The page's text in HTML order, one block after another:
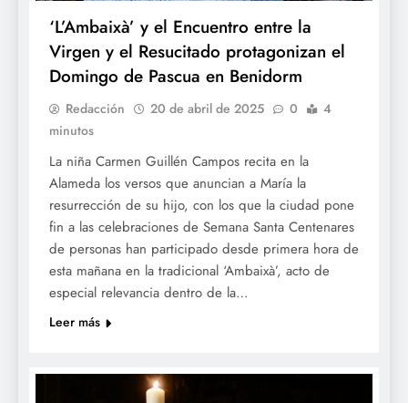
‘L’Ambaixà’ y el Encuentro entre la
Virgen y el Resucitado protagonizan el
Domingo de Pascua en Benidorm
Redacción 20 de abril de 2025 0
4
minutos
La niña Carmen Guillén Campos recita en la
Alameda los versos que anuncian a María la
resurrección de su hijo, con los que la ciudad pone
fin a las celebraciones de Semana Santa Centenares
de personas han participado desde primera hora de
esta mañana en la tradicional ‘Ambaixà’, acto de
especial relevancia dentro de la…
Leer más